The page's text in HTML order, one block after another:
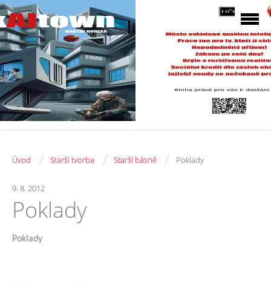
Úvod / Starší tvorba / Starší básně / Poklady
9. 8. 2012
Poklady
Poklady